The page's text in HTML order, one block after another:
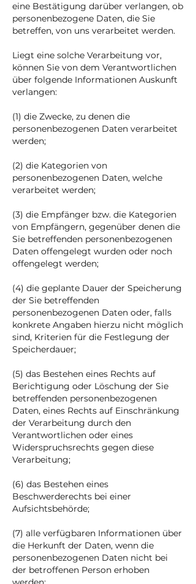
eine Bestätigung darüber verlangen, ob
personenbezogene Daten, die Sie
betreffen, von uns verarbeitet werden.
Liegt eine solche Verarbeitung vor,
können Sie von dem Verantwortlichen
über folgende Informationen Auskunft
verlangen:
(1) die Zwecke, zu denen die
personenbezogenen Daten verarbeitet
werden;
(2) die Kategorien von
personenbezogenen Daten, welche
verarbeitet werden;
(3) die Empfänger bzw. die Kategorien
von Empfängern, gegenüber denen die
Sie betreffenden personenbezogenen
Daten offengelegt wurden oder noch
offengelegt werden;
(4) die geplante Dauer der Speicherung
der Sie betreffenden
personenbezogenen Daten oder, falls
konkrete Angaben hierzu nicht möglich
sind, Kriterien für die Festlegung der
Speicherdauer;
(5) das Bestehen eines Rechts auf
Berichtigung oder Löschung der Sie
betreffenden personenbezogenen
Daten, eines Rechts auf Einschränkung
der Verarbeitung durch den
Verantwortlichen oder eines
Widerspruchsrechts gegen diese
Verarbeitung;
(6) das Bestehen eines
Beschwerderechts bei einer
Aufsichtsbehörde;
(7) alle verfügbaren Informationen über
die Herkunft der Daten, wenn die
personenbezogenen Daten nicht bei
der betroffenen Person erhoben